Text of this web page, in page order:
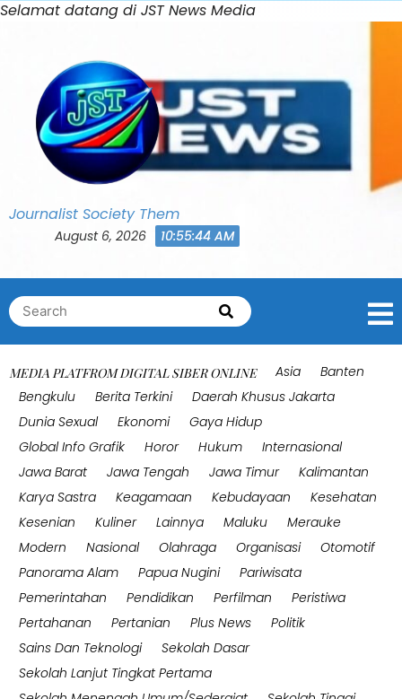
Selamat datang di JST News MediaSkip
Journalist Society Them
August 6, 2026 10:55:48 AM
Search
for:
Search
MEDIA PLATFROM DIGITAL SIBER ONLINE Asia
Banten
Bengkulu
Berita Terkini
Daerah Khusus Jakarta
Dunia Sexual
Ekonomi
Gaya Hidup
Global Info Grafik
Horor Hukum
Internasional
Jawa Barat
Jawa Tengah Jawa Timur
Kalimantan
Karya Sastra
Keagamaan Kebudayaan
Kesehatan
Kesenian
Kuliner Lainnya Maluku
Merauke
Modern
Nasional Olahraga Organisasi
Otomotif
Panorama Alam
Papua Nugini
Pariwisata
Pemerintahan
Pendidikan Perfilman
Peristiwa
Pertahanan
Pertanian Plus News
Politik
Sains Dan Teknologi
Sekolah Dasar
Sekolah Lanjut Tingkat Pertama
0
Bahasa Indonesia